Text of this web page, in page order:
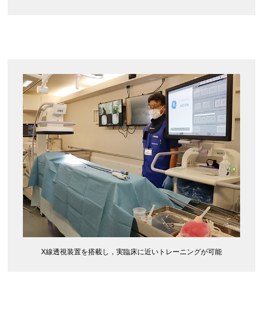
X線透視装置を搭載し，実臨床に近いトレーニングが可能